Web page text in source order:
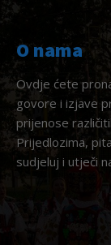
O nama
Ovdje ćete
govore i izjave
prijenose
Prijedlozima,
sudjeluj i utječi